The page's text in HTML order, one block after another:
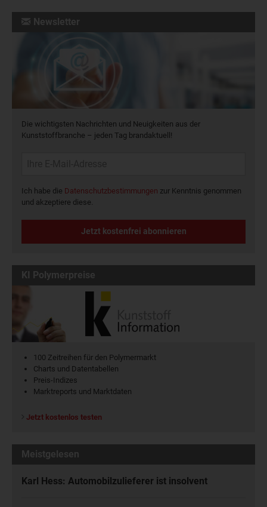
Newsletter
Die wichtigsten Nachrichten und Neuigkeiten aus der
Kunststoffbranche – jeden Tag brandaktuell!
Ich habe die Datenschutzbestimmungen zur Kenntnis genommen
und akzeptiere diese.
Jetzt kostenfrei abonnieren
KI Polymerpreise
100 Zeitreihen für den Polymermarkt
Charts und Datentabellen
Preis-Indizes
Marktreports und Marktdaten
Jetzt kostenlos testen
Meistgelesen
Karl Hess: Automobilzulieferer ist insolvent